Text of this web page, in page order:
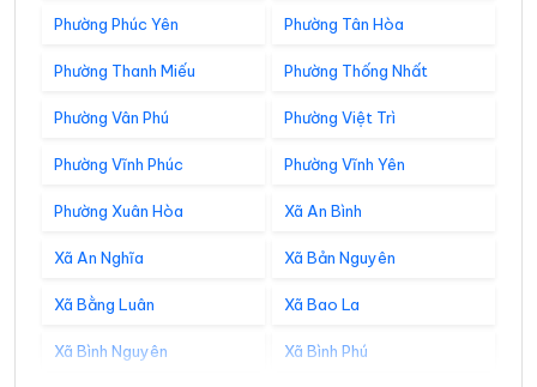
Phường Phúc Yên Phường Tân Hòa
Phường Thanh Miếu Phường Thống Nhất
Phường Vân Phú Phường Việt Trì
Phường Vĩnh Phúc Phường Vĩnh Yên
Phường Xuân Hòa Xã An Bình
Xã An Nghĩa Xã Bản Nguyên
Xã Bằng Luân Xã Bao La
Xã Bình Nguyên Xã Bình Phú